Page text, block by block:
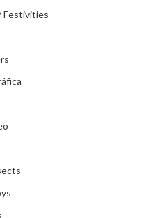
Festivities